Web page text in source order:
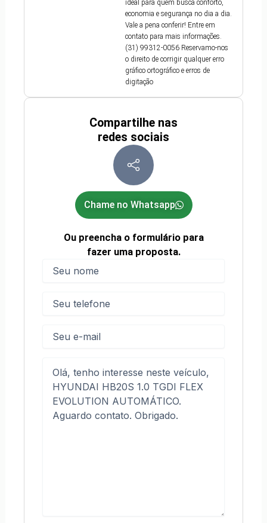
ideal para quem busca conforto,
economia e segurança no dia a dia.
Vale a pena conferir! Entre em
contato para mais informações.
(31) 99312-0056 Reservamo-nos
o direito de corrigir qualquer erro
gráfico ortográfico e erros de
digitação
Compartilhe nas
redes sociais
Chame no Whatsapp
Ou preencha o formulário para
fazer uma proposta.
mail